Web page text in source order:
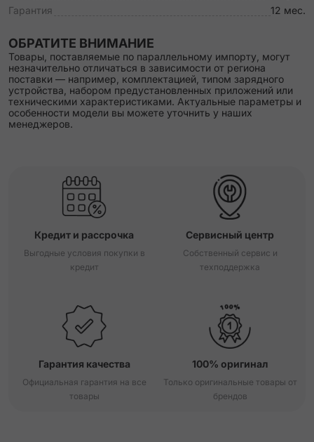
Гарантия
12 мес.
ОБРАТИТЕ ВНИМАНИЕ
Товары, поставляемые по параллельному импорту, могут
незначительно отличаться в зависимости от региона
поставки — например, комплектацией, типом зарядного
устройства, набором предустановленных приложений или
техническими характеристиками. Актуальные параметры и
особенности модели вы можете уточнить у наших
менеджеров.
Кредит и рассрочка
Выгодные условия покупки в
кредит
Сервисный центр
Собственный сервис и
техподдержка
Гарантия качества
Официальная гарантия на все
товары
100% оригинал
Только оригинальные товары от
брендов